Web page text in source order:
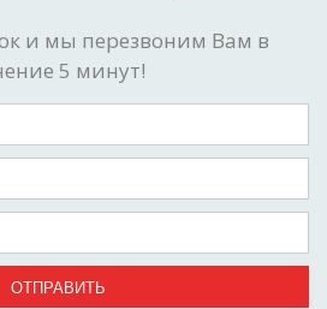
и мы перезвоним Вам в
5 минут!